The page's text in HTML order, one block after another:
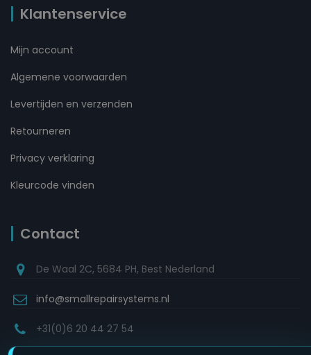
Klantenservice
Mijn account
Algemene voorwaarden
Levertijden en verzenden
Retourneren
Privacy verklaring
Kleurcode vinden
Contact
De Waal 2C, 5684 PH, Best Nederland
info@smallrepairsystems.nl
+31(0)6 20 44 27 54